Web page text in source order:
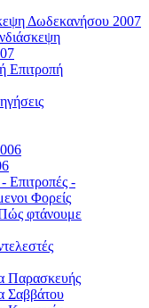
Δωδεκανήσου 2007
Επιτροπή
Επιτροπές -
Φορείς
φτάνουμε
Παρασκευής
Σαββάτου